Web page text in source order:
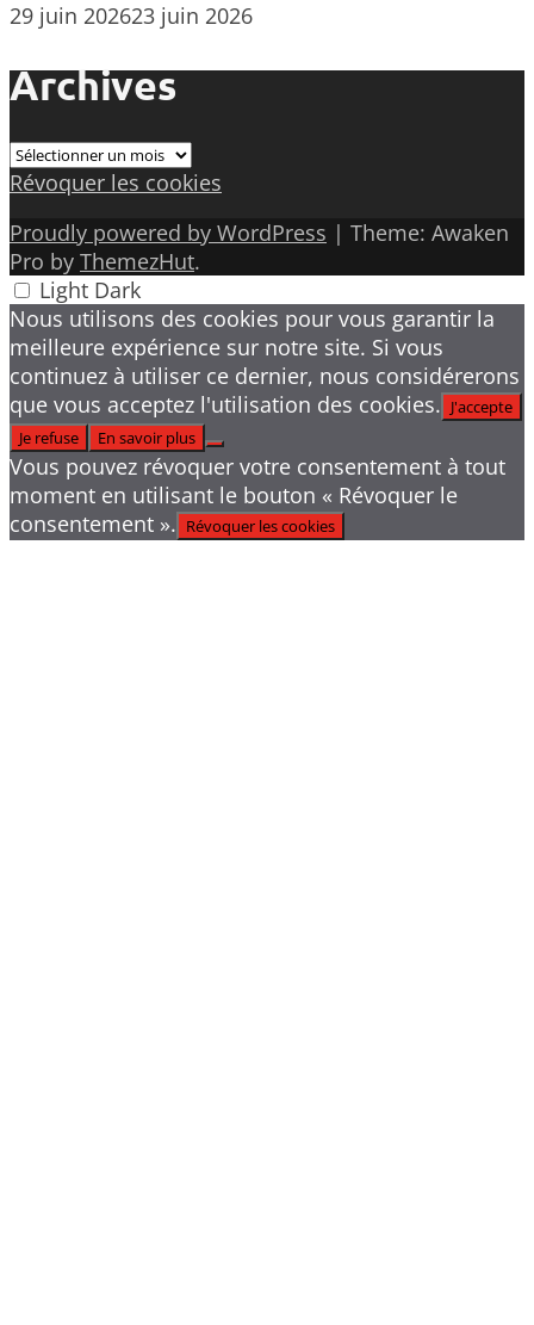
29 juin 202623 juin 2026
Archives
Archives
Révoquer les cookies
Proudly powered by WordPress | Theme: Awaken
Pro by ThemezHut.
Light Dark
Nous utilisons des cookies pour vous garantir la
meilleure expérience sur notre site. Si vous
continuez à utiliser ce dernier, nous considérerons
que vous acceptez l'utilisation des cookies. J'accepte
Je refuse
En savoir plus
Vous pouvez révoquer votre consentement à tout
moment en utilisant le bouton « Révoquer le
consentement ». Révoquer les cookies